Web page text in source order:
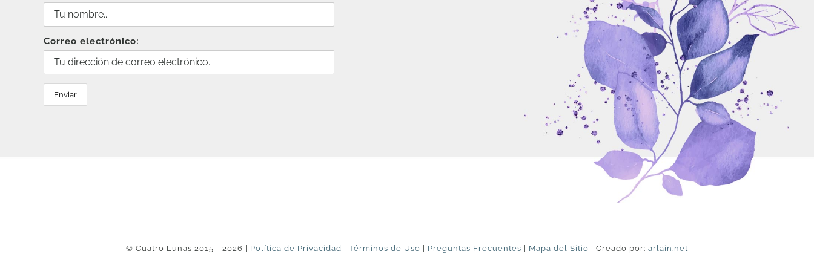
Correo electrónico:
© Cuatro Lunas 2015 - 2026 | Política de Privacidad | Términos de Uso | Preguntas Frecuentes | Mapa del Sitio | Creado por: arlain.net